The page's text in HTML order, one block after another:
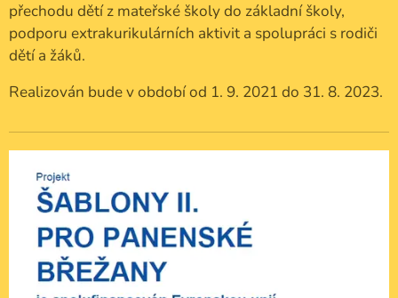
přechodu dětí z mateřské školy do základní školy,
podporu extrakurikulárních aktivit a spolupráci s rodiči
dětí a žáků.
Realizován bude v období od 1. 9. 2021 do 31. 8. 2023.